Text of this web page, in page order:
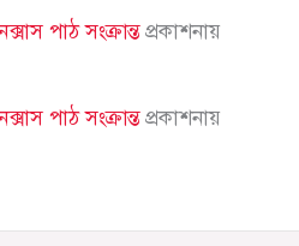
পাঠ সংক্রান্তপ্রকাশনায়
পাঠ সংক্রান্তপ্রকাশনায়